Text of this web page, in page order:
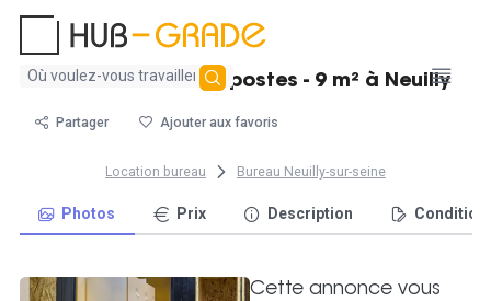
Aucun
trouvé
Location bureau 4 postes - 9 m² à Neuilly
Partager Ajouter aux favoris
Location bureau Bureau Neuilly-sur-seine
Photos Prix Description
Cette annonce vous